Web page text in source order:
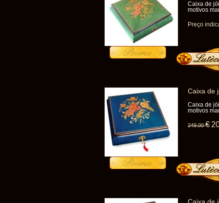
Caixa de
motivos
Preço
Caixa de
Caixa de
motivos
249.00 €